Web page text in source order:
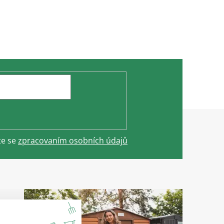
sezpracovaním osobních údajů